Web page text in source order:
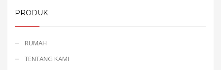
PRODUK
RUMAH
TENTANG KAMI